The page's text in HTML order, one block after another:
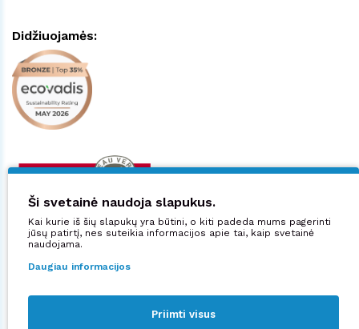
Didžiuojamės:
Ši svetainė naudoja slapukus.
Kai kurie iš šių slapukų yra būtini, o kiti padeda mums pagerinti
jūsų patirtį, nes suteikia informacijos apie tai, kaip svetainė
naudojama.
Daugiau informacijos
Priimti visus